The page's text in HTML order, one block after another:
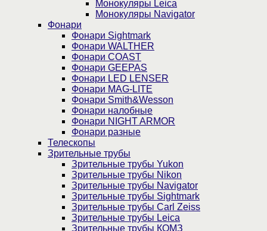
Монокуляры Leica
Монокуляры Navigator
Фонари
Фонари Sightmark
Фонари WALTHER
Фонари COAST
Фонари GEEPAS
Фонари LED LENSER
Фонари MAG-LITE
Фонари Smith&Wesson
Фонари налобные
Фонари NIGHT ARMOR
Фонари разные
Телескопы
Зрительные трубы
Зрительные трубы Yukon
Зрительные трубы Nikon
Зрительные трубы Navigator
Зрительные трубы Sightmark
Зрительные трубы Carl Zeiss
Зрительные трубы Leica
Зрительные трубы КОМЗ